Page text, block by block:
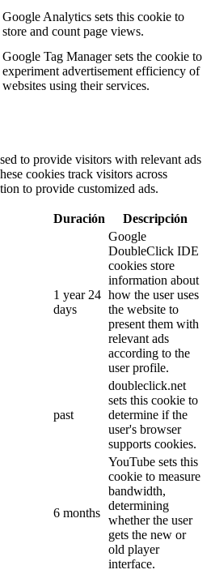
Google Analytics sets this cookie to
store and count page views.
Google Tag Manager sets the cookie to
experiment advertisement efficiency of
websites using their services.
to provide visitors with relevant ads
cookies track visitors across
to provide customized ads.
Duración Descripción
1 year 24
days
Google
DoubleClick IDE
cookies store
information about
how the user uses
the website to
present them with
relevant ads
according to the
user profile.
past
doubleclick.net
sets this cookie to
determine if the
user's browser
supports cookies.
6 months
YouTube sets this
cookie to measure
bandwidth,
determining
whether the user
gets the new or
old player
interface.